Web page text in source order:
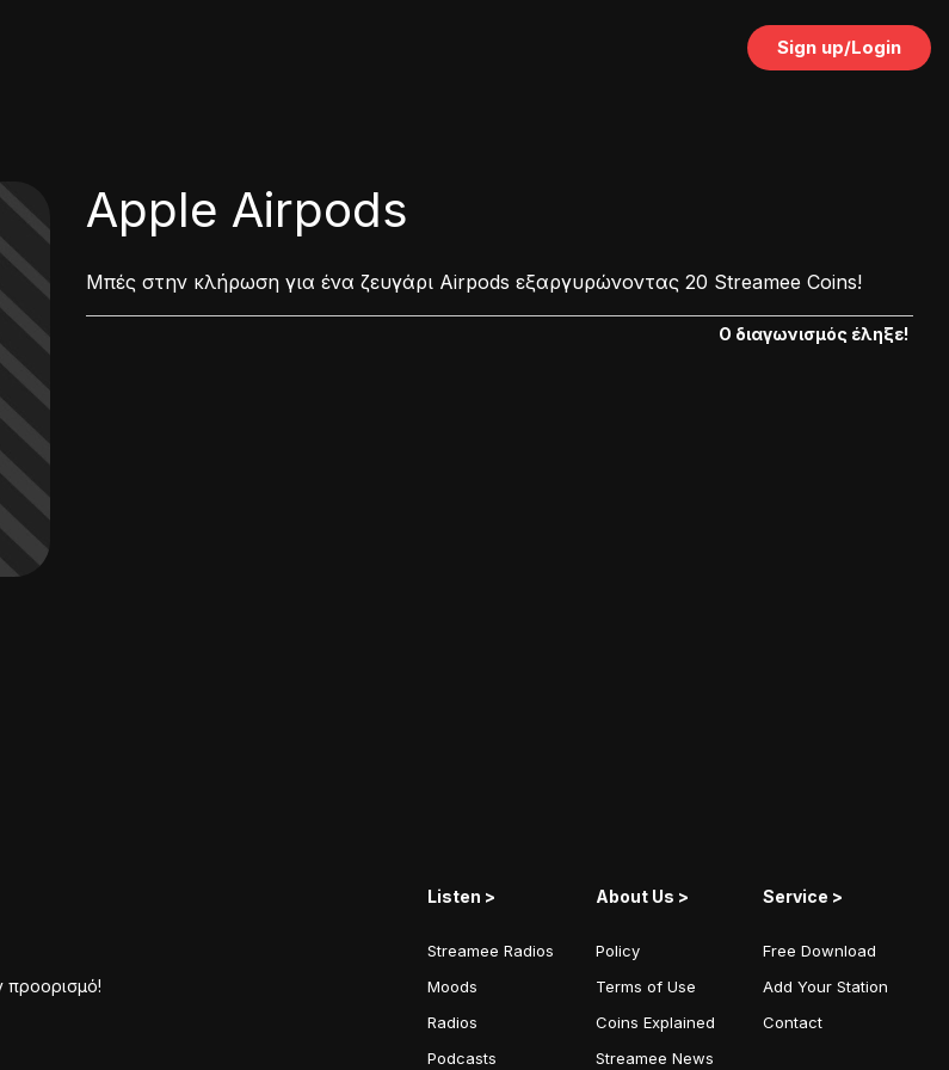
Sign up/Login
Apple Airpods
Μπές στην κλήρωση για ένα ζευγάρι Airpods εξαργυρώνοντας 20 Streamee Coins!
Ο διαγωνισμός έληξε!
Listen >
Streamee Radios
Moods
Radios
Podcasts
About Us >
Policy
Terms of Use
Coins Explained
Streamee News
Service >
Free Download
Add Your Station
Contact